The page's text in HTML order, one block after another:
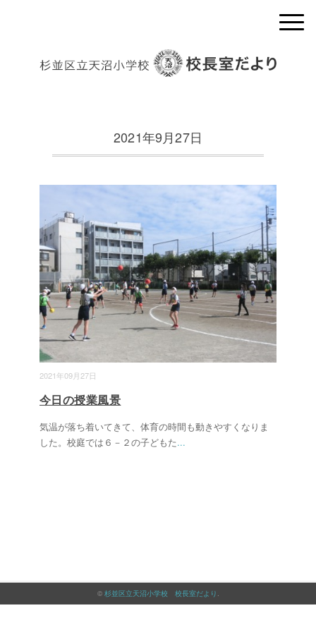
2021年9月27日
2021年09月27日
今日の授業風景
気温が落ち着いてきて、体育の時間も動きやすくなりま
した。校庭では６－２の子どもた...
© 杉並区立天沼小学校 校長室だより .